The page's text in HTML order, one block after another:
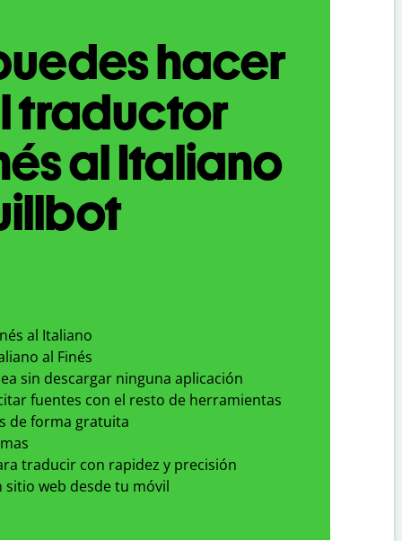
hacer
traductor
al Italiano
al Italiano
al Finés
sin descargar ninguna aplicación
fuentes con el resto de herramientas
de forma gratuita
traducir con rapidez y precisión
sitio web desde tu móvil